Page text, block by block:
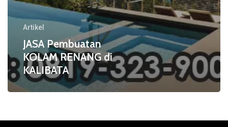
Artikel
JASA Pembuatan
KOLAM RENANG di
KALIBATA